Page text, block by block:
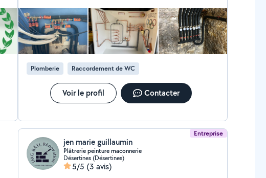
Plomberie Raccordement de WC
Voir le profil Contacter
Entreprise
jen marie guillaumin
Plâtrerie peinture maconnerie
Désertines (Désertines)
5/5 (3 avis)